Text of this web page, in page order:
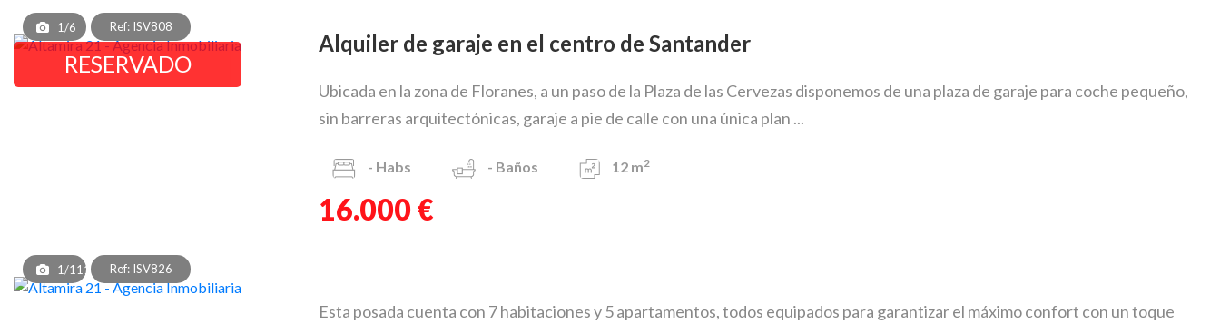
1/6 Ref: ISV808
RESERVADO
Alquiler de garaje en el centro de Santander
Ubicada en la zona de Floranes, a un paso de la Plaza de las Cervezas disponemos de una plaza de garaje para coche pequeño,
sin barreras arquitectónicas, garaje a pie de calle con una única plan ...
- Habs - Baños 12 m2
16.000 €
1/111 Ref: ISV826
Esta posada cuenta con 7 habitaciones y 5 apartamentos, todos equipados para garantizar el máximo confort con un toque